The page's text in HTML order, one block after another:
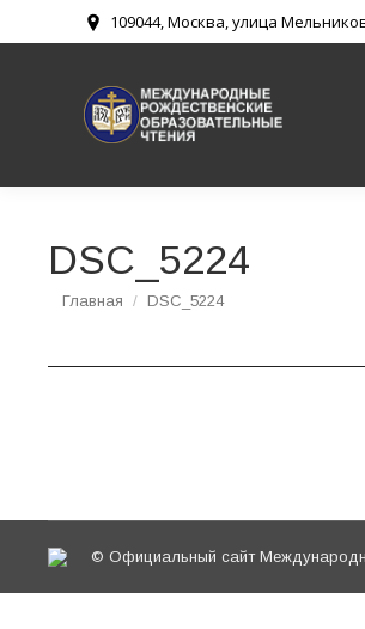
109044, Москва, улица
DSC_5224
Вы здесь:
Главная DSC_5224
© Официальный сайт